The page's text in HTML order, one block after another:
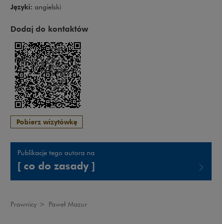
Języki: angielski
Dodaj do kontaktów
Pobierz wizytówkę
Publikacje tego autora na
[ co do zasady ]
Prawnicy > Paweł Mazur